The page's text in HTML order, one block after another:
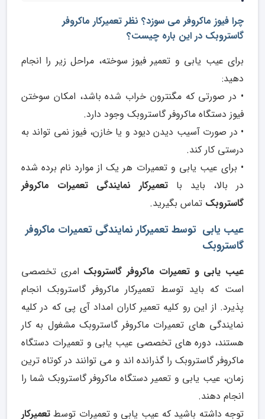
چرا فیوز ماکروفر می سوزد؟ نظر تعمیرکار ماکروفر
گاستروبک در این باره چیست؟
برای عیب یابی و تعمیر فیوز سوخته، مراحل زیر را انجام
دهید:
• در صورتی که مگنترون خراب شده باشد، امکان سوختن
فیوز دستگاه ماکروفر گاستروبک وجود دارد.
• در صورت آسیب دیدن دیود و یا خازن، فیوز نمی تواند به
درستی کار کند.
• برای عیب یابی و تعمیرات هر یک از موارد نام برده شده
در بالا، باید با تعمیرکار نمایندگی تعمیرات ماکروفر
گاستروبک تماس بگیرید.
عیب یابی توسط تعمیرکار نمایندگی تعمیرات ماکروفر
گاستروبک
عیب یابی و تعمیرات ماکروفر گاستروبک امری تخصصی
است که باید توسط تعمیرکار ماکروفر گاستروبک انجام
پذیرد. از این رو کلیه تعمیر کاران امداد آی پی که در کلیه
نمایندگی های تعمیرات ماکروفر گاستروبک مشغول به کار
هستند، دوره های تخصصی عیب یابی و تعمیرات دستگاه
ماکروفر گاستروبک را گذرانده اند و می توانند در کوتاه ترین
زمان، عیب یابی و تعمیر دستگاه ماکروفر گاستروبک شما را
انجام دهند.
توجه داشته باشید که عیب یابی و تعمیرات توسطتعمیرکار